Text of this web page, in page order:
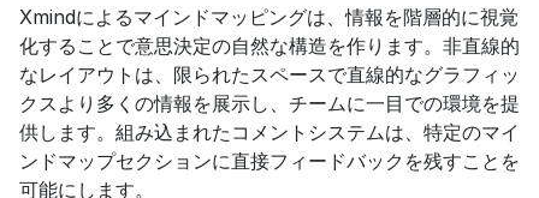
Xmindによるマインドマッピングは、情報を階層的に視覚
化することで意思決定の自然な構造を作ります。非直線的
なレイアウトは、限られたスペースで直線的なグラフィッ
クスより多くの情報を展示し、チームに一目での環境を提
供します。組み込まれたコメントシステムは、特定のマイ
ンドマップセクションに直接フィードバックを残すことを
可能にします。